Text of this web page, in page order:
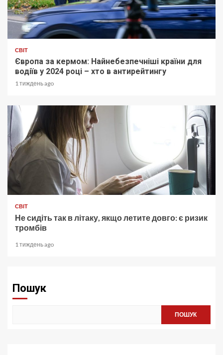
СВІТ
Європа за кермом: Найнебезпечніші країни для
водіїв у 2024 році – хто в антирейтингу
1 тиждень ago
СВІТ
Не сидіть так в літаку, якщо летите довго: є ризик
тромбів
1 тиждень ago
Пошук
ПОШУК